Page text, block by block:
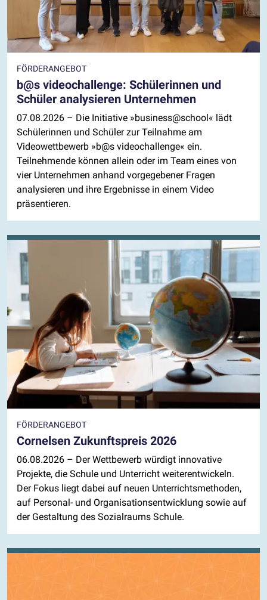
FÖRDERANGEBOT
b@s videochallenge: Schülerinnen und
Schüler analysieren Unternehmen
07.08.2026 – Die Initiative »business@school« lädt
Schülerinnen und Schüler zur Teilnahme am
Videowettbewerb »b@s videochallenge« ein.
Teilnehmende können allein oder im Team eines von
vier Unternehmen anhand vorgegebener Fragen
analysieren und ihre Ergebnisse in einem Video
präsentieren.
FÖRDERANGEBOT
Cornelsen Zukunftspreis 2026
06.08.2026 – Der Wettbewerb würdigt innovative
Projekte, die Schule und Unterricht weiterentwickeln.
Der Fokus liegt dabei auf neuen Unterrichtsmethoden,
auf Personal- und Organisationsentwicklung sowie auf
der Gestaltung des Sozialraums Schule.